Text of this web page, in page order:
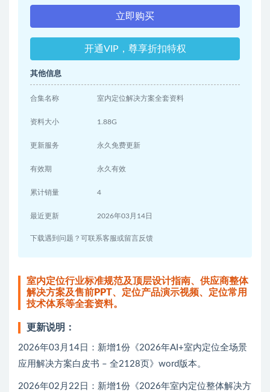
立即购买
开通VIP，尊享折扣特权
其他信息
合集名称 室内定位解决方案全套资料
资料大小 1.88G
更新服务 永久免费更新
有效期 永久有效
累计销量 4
最近更新 2026年03月14日
下载遇到问题？可联系客服或留言反馈
室内定位行业标准规范及顶层设计指南、供应商整体
解决方案及售前PPT、定位产品演示视频、定位常用
技术体系等全套资料。
更新说明：
2026年03月14日：新增1份《2026年AI+室内定位全场景
应用解决方案白皮书 – 全2128页》word版本。
2026年02月22日：新增1份《2026年室内定位整体解决方